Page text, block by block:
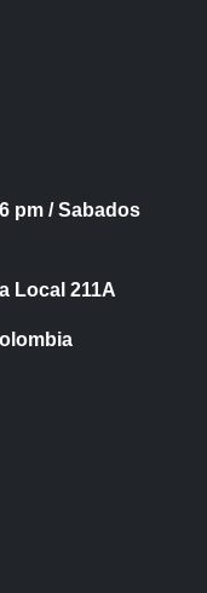
pm / Sabados
Local 211A